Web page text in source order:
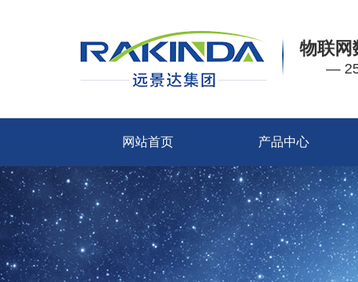
物联网
—
网站首页 产品中心